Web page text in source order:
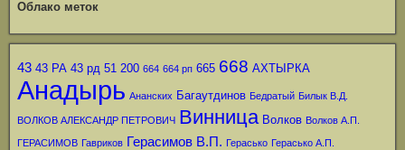
Облако меток
43 43 РА 43 рд 51 200 664 664 рп 665 668 АХТЫРКА
Анадырь Ананских Багаутдинов Бедратый Билык В.Д.
ВОЛКОВ АЛЕКСАНДР ПЕТРОВИЧ Винница Волков Волков А.П.
ГЕРАСИМОВ Гавриков Герасимов В.П. Герасько Герасько А.П.